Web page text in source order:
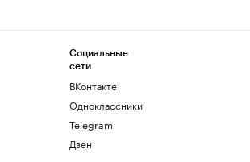
Социальные
сети
ВКонтакте
Одноклассники
Telegram
Дзен